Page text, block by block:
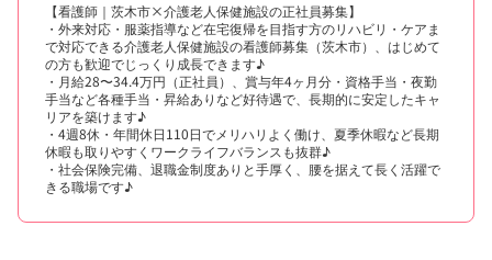
【看護師｜茨木市×介護老人保健施設の正社員募集】
・外来対応・服薬指導など在宅復帰を目指す方のリハビリ・ケアま
で対応できる介護老人保健施設の看護師募集（茨木市）、はじめて
の方も歓迎でじっくり成長できます♪
・月給28〜34.4万円（正社員）、賞与年4ヶ月分・資格手当・夜勤
手当など各種手当・昇給ありなど好待遇で、長期的に安定したキャ
リアを築けます♪
・4週8休・年間休日110日でメリハリよく働け、夏季休暇など長期
休暇も取りやすくワークライフバランスも抜群♪
・社会保険完備、退職金制度ありと手厚く、腰を据えて長く活躍で
きる職場です♪